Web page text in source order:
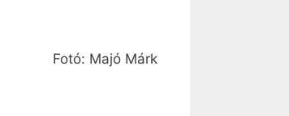
Fotó: Majó Márk